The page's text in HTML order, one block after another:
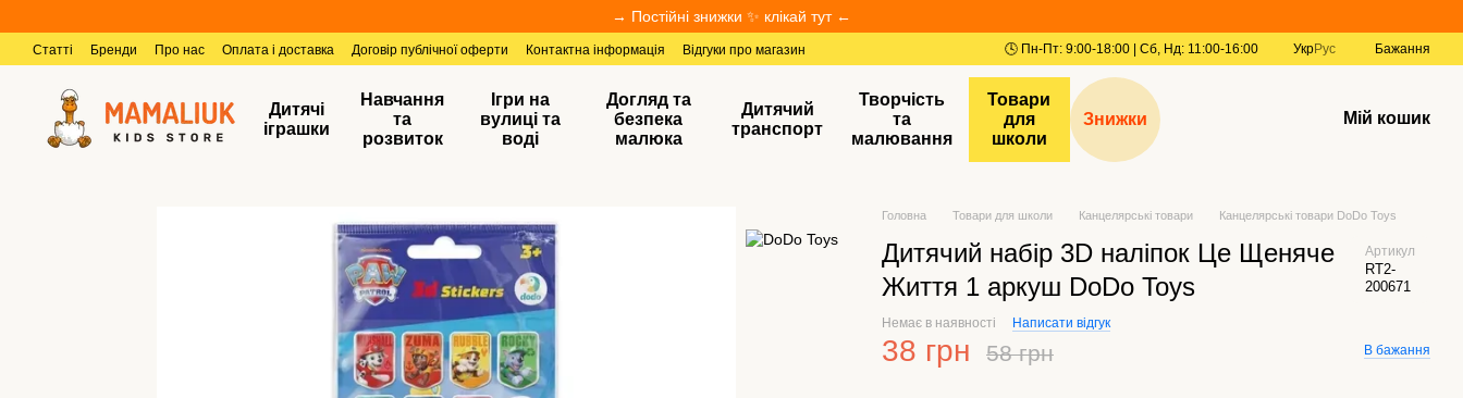
→ Постійні знижки ✨ клікай тут ←
Статті Бренди Про нас Оплата і доставка Договір публічної оферти Контактна інформація Відгуки про магазин УкрРус Бажання
Дитячі
іграшки
Навчання
та
розвиток
Ігри на
вулиці та
воді
Догляд та
безпека
малюка
Дитячий
транспорт
Творчість
та
малювання
Товари
для
школи
Знижки Мій кошик
Головна Товари для школи Канцелярські товари Канцелярські товари DoDo Toys
Дитячий набір 3D наліпок Це Щеняче
Життя 1 аркуш DoDo Toys
Артикул
RT2-
200671
Немає в наявності Написати відгук
38 грн 58 грн В бажання